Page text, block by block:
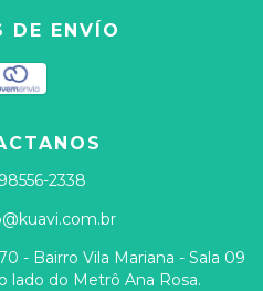
DE ENVÍO
98556-2338
- Bairro Vila Mariana - Sala 09
lado do Metrô Ana Rosa.